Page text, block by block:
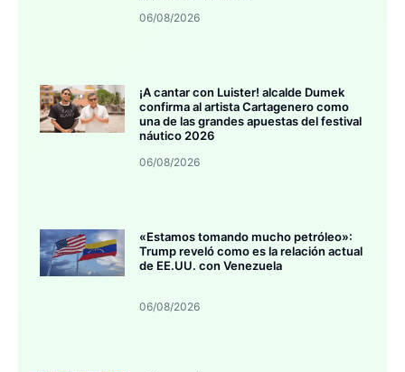
06/08/2026
¡A cantar con Luister! alcalde Dumek
confirma al artista Cartagenero como
una de las grandes apuestas del festival
náutico 2026
06/08/2026
«Estamos tomando mucho petróleo»:
Trump reveló como es la relación actual
de EE.UU. con Venezuela
06/08/2026